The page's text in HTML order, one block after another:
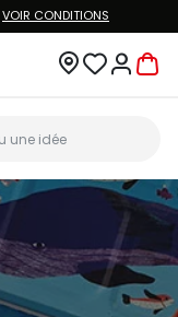
VOIR CONDITIONS